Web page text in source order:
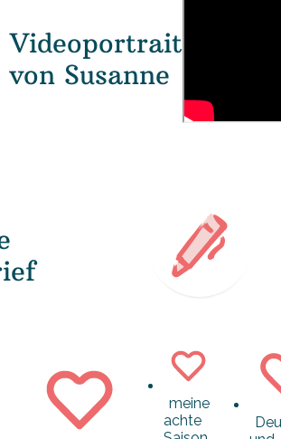
Videoportrait
von Susanne
meine
achte